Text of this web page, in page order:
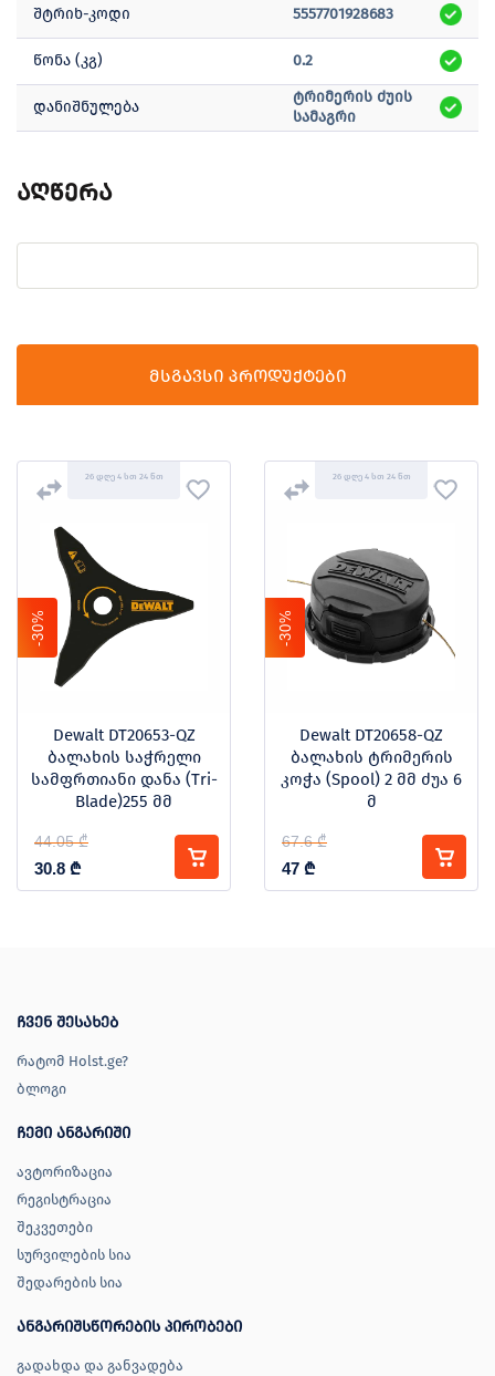
შტრიხ-კოდი 5557701928683
წონა (კგ) 0.2
დანიშნულება
ტრიმერის ძუის
სამაგრი
აღწერა
მსგავსი პროდუქტები
26 დღე 4 სთ 24 წთ
-30%
Dewalt DT20653-QZ
ბალახის საჭრელი
სამფრთიანი დანა (Tri-
Blade)255 მმ
44.05 ₾
30.8 ₾
26 დღე 4 სთ 24 წთ
-30%
Dewalt DT20658-QZ
ბალახის ტრიმერის
კოჭა (Spool) 2 მმ ძუა 6
მ
67.6 ₾
47 ₾
ჩვენ შესახებ
რატომ Holst.ge?
ბლოგი
ჩემი ანგარიში
ავტორიზაცია
რეგისტრაცია
შეკვეთები
სურვილების სია
შედარების სია
ანგარიშსწორების პირობები
გადახდა და განვადება